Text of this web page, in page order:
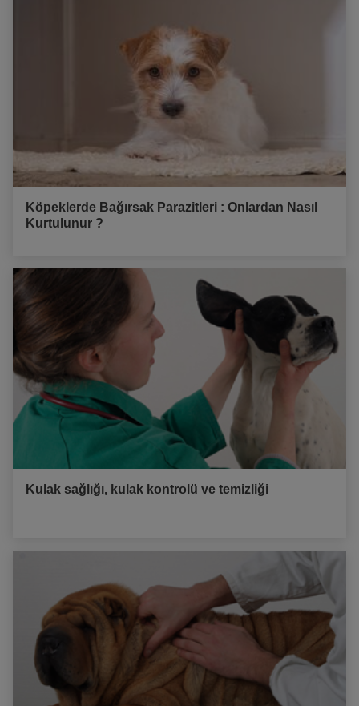
Köpeklerde Bağırsak Parazitleri : Onlardan Nasıl
Kurtulunur ?
Kulak sağlığı, kulak kontrolü ve temizliği